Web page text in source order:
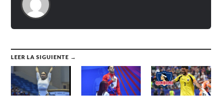
LEER LA SIGUIENTE →